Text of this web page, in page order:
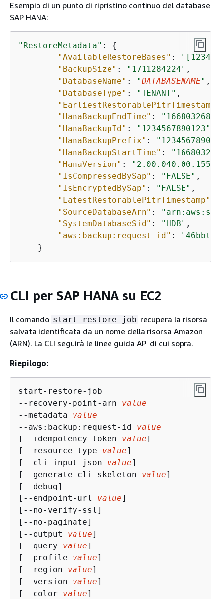
Esempio di un punto di ripristino continuo del database
SAP HANA:
"RestoreMetadata" : {
"AvailableRestoreBases" :
"BackupSize" : "1711284224" ,
"DatabaseName" : "DATABASENAME" ,
"DatabaseType" : "TENANT" ,
"EarliestRestorablePitrTimestamp"
"HanaBackupEndTime" : "1668032687"
"HanaBackupId" : "1234567890123"
"HanaBackupPrefix" :
"HanaBackupStartTime" :
"HanaVersion" :
"IsCompressedBySap" : "FALSE" ,
"IsEncryptedBySap" : "FALSE" ,
"LatestRestorablePitrTimestamp"
"SourceDatabaseArn" :
"SystemDatabaseSid" : "HDB" ,
"aws:backup:request-id" :
    }
CLI per SAP HANA su EC2
Il comando start-restore-job recupera la risorsa
salvata identificata da un nome della risorsa Amazon
(ARN). La CLI seguirà le linee guida API di cui sopra.
Riepilogo:
start-restore-job
--recovery-point-arn value
--metadata value
--aws:backup:request-id value
[--idempotency-token value]
[--resource-type value]
[--cli-input-json value]
[--generate-cli-skeleton value]
[--debug]
[--endpoint-url value]
[--no-verify-ssl]
[--no-paginate]
[--output value]
[--query value]
[--profile value]
[--region value]
[--version value]
[--color value]